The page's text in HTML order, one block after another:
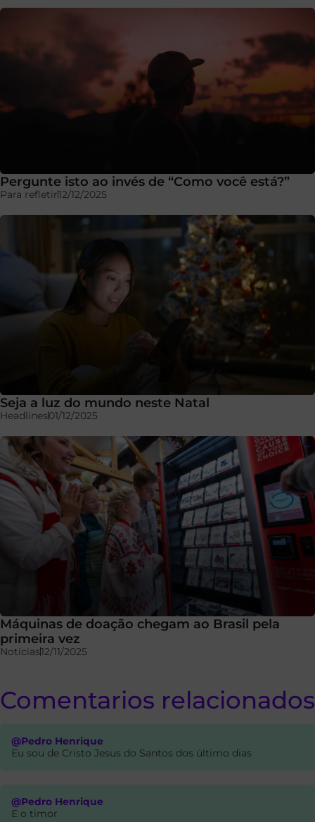
Pergunte isto ao invés de “Como você está?”
Para refletir12/12/2025
Seja a luz do mundo neste Natal
Headlines01/12/2025
Máquinas de doação chegam ao Brasil pela
primeira vez
Notícias12/11/2025
Comentarios relacionados
@Pedro Henrique
Eu sou de Cristo Jesus do Santos dos último dias
@Pedro Henrique
E o timor